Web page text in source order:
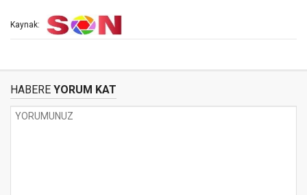
Kaynak:
HABERE YORUM KAT